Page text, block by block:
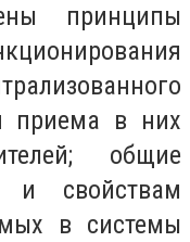
принципы
приема в них
общие
и свойствам
в системы